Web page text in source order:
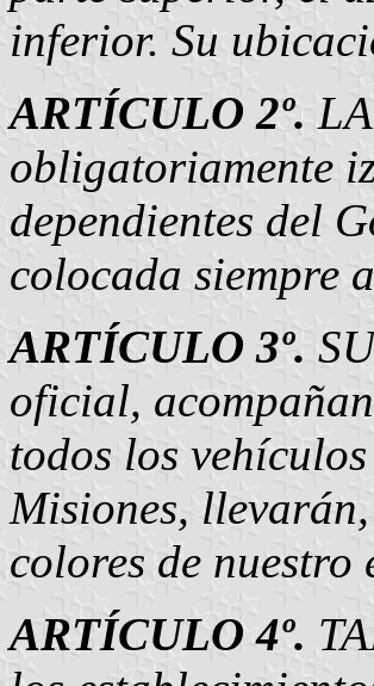
inferior. Su
ARTÍCULO 2º.
obligatoriamente
dependientes del
colocada siempre
ARTÍCULO 3º.
oficial,
todos los
Misiones,
colores de
ARTÍCULO 4º.